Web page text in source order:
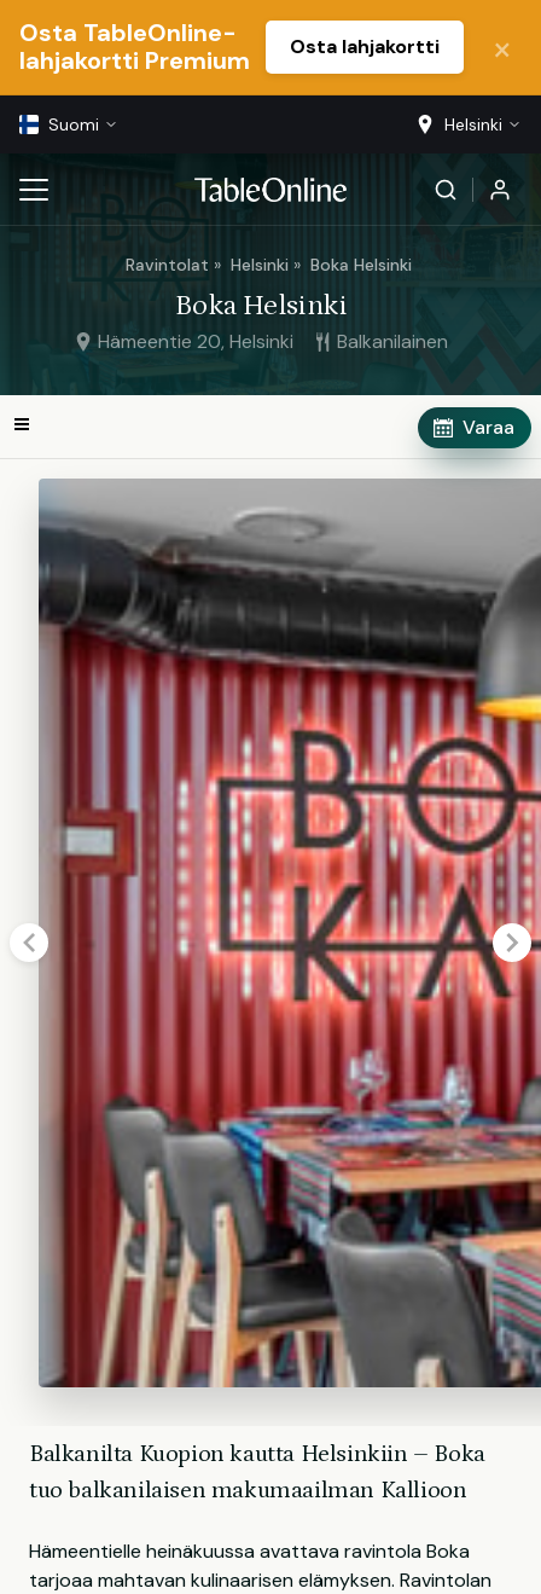
Osta TableOnline-
lahjakortti Premium
Osta lahjakortti
Suomi Helsinki
Ravintolat Helsinki Boka Helsinki
Boka Helsinki
Hämeentie 20, Helsinki Balkanilainen
Varaa
Balkanilta Kuopion kautta Helsinkiin – Boka
tuo balkanilaisen makumaailman Kallioon
Hämeentielle heinäkuussa avattava ravintola Boka
tarjoaa mahtavan kulinaarisen elämyksen. Ravintolan